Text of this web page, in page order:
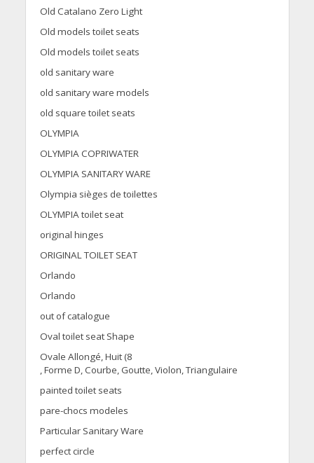
Old Catalano Zero Light
Old models toilet seats
Old models toilet seats
old sanitary ware
old sanitary ware models
old square toilet seats
OLYMPIA
OLYMPIA COPRIWATER
OLYMPIA SANITARY WARE
Olympia sièges de toilettes
OLYMPIA toilet seat
original hinges
ORIGINAL TOILET SEAT
Orlando
Orlando
out of catalogue
Oval toilet seat Shape
Ovale Allongé, Huit (8
, Forme D, Courbe, Goutte, Violon, Triangulaire
painted toilet seats
pare-chocs modeles
Particular Sanitary Ware
perfect circle